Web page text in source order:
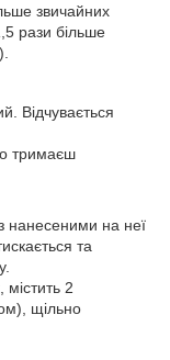
звичайних
рази більше
Відчувається
тримаєш
нанесеними на неї
та
2
щільно